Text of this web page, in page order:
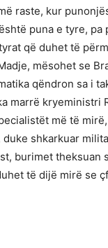
raste, kur
puna e tyre,
që duhet të
mësohet se
qëndron sa i
marrë
më të
shkarkuar
burimet theksuan
të dijë mirë se